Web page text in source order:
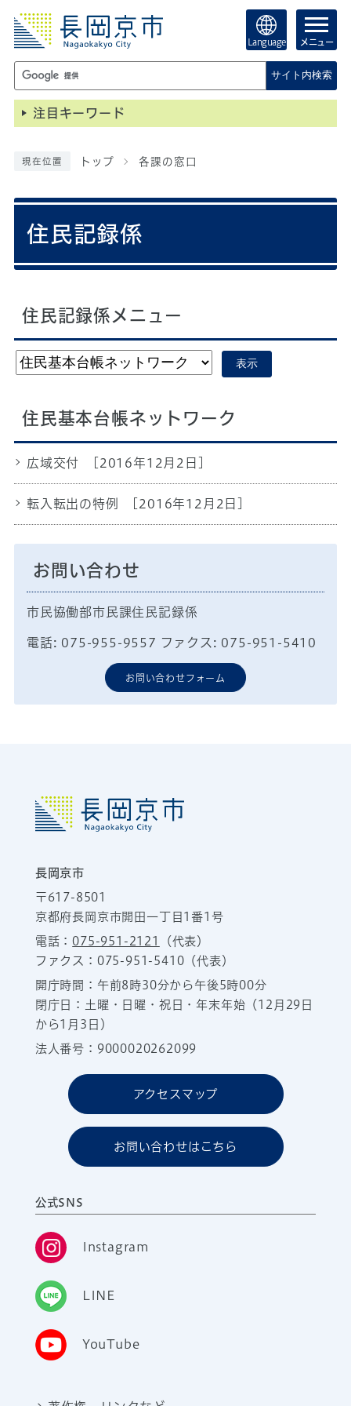
Language メニュー
サイト内検索
注目キーワード
現在位置 トップ 各課の窓口
住民記録係
住民記録係メニュー
表示
住民基本台帳ネットワーク
広域交付 [2016年12月2日]
転入転出の特例 [2016年12月2日]
お問い合わせ
市民協働部市民課住民記録係
電話: 075-955-9557 ファクス: 075-951-5410
お問い合わせフォーム
長岡京市
〒617-8501
京都府長岡京市開田一丁目1番1号
電話：075-951-2121
（代表）
ファクス：075-951-5410（代表）
開庁時間：午前8時30分から午後5時00分
閉庁日：土曜・日曜・祝日・年末年始（12月29日
から1月3日）
法人番号：9000020262099
アクセスマップ
お問い合わせはこちら
公式SNS
Instagram
LINE
YouTube